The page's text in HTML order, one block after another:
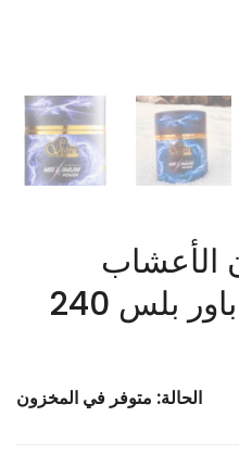
الأعشاب
سيدرا ماكسيموم باور بلس 240
الحالة: متوفر في المخزون